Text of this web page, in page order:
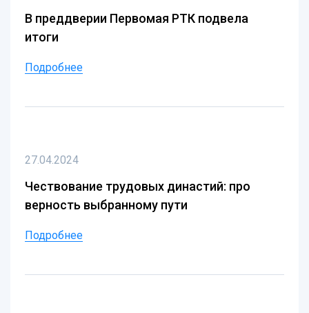
В преддверии Первомая РТК подвела
итоги
Подробнее
27.04.2024
Чествование трудовых династий: про
верность выбранному пути
Подробнее